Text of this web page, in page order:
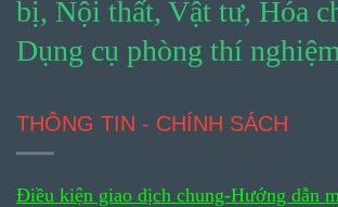
bị, Nội thất, Vật tư, Hóa
Dụng cụ phòng thí
THÔNG TIN - CHÍNH SÁCH
Điều kiện giao dịch chung-Hướng dẫn